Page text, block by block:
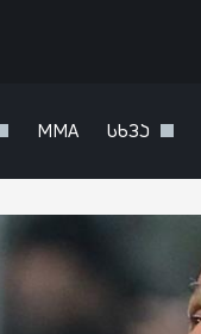
MMA სხვა